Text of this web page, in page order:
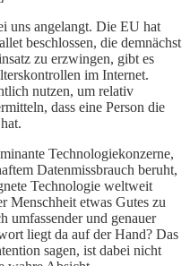
uns angelangt. Die EU hat
beschlossen, die demnächst
zu erzwingen, gibt es
im Internet.
nutzen, um relativ
dass eine Person die
Technologiekonzerne,
Datenmissbrauch beruht,
Technologie weltweit
Menschheit etwas Gutes zu
umfassender und genauer
liegt da auf der Hand? Das
sagen, ist dabei nicht